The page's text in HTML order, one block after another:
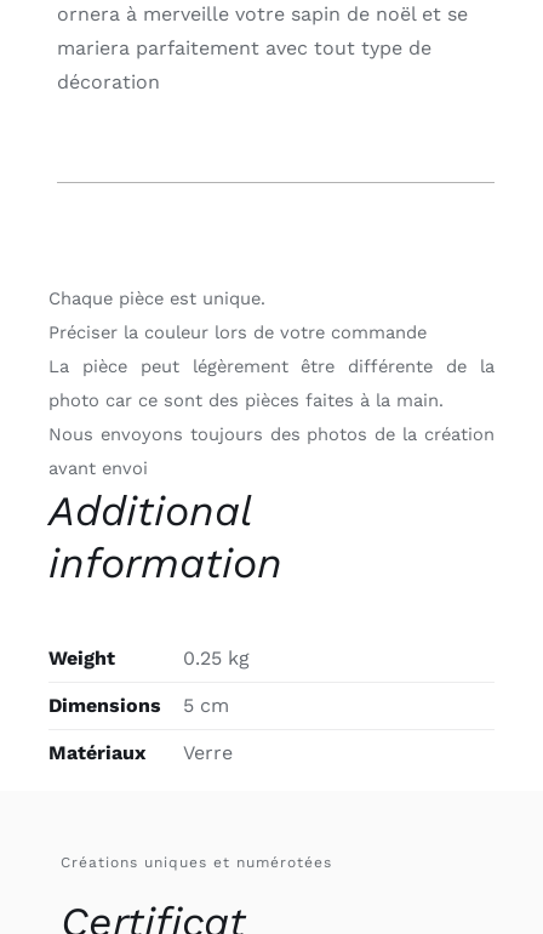
ornera à merveille votre sapin de noël et se
mariera parfaitement avec tout type de
décoration
Chaque pièce est unique.
Préciser la couleur lors de votre commande
La pièce peut légèrement être différente de la
photo car ce sont des pièces faites à la main.
Nous envoyons toujours des photos de la création
avant envoi
Additional
information
Weight 0.25 kg
Dimensions 5 cm
Matériaux Verre
Créations uniques et numérotées
Certificat